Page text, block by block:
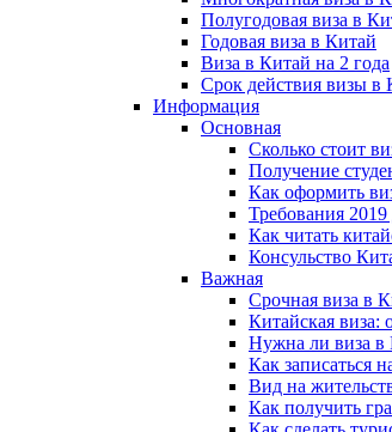
Полугодовая виза в
Годовая виза в Китай
Виза в Китай на 2 года
Срок действия визы в
Информация
Основная
Сколько стоит
Получение
Как оформить
Требования
Как читать
Консульство
Важная
Срочная виза в
Китайская виза:
Нужна ли виза в
Как записаться
Вид на
Как получить